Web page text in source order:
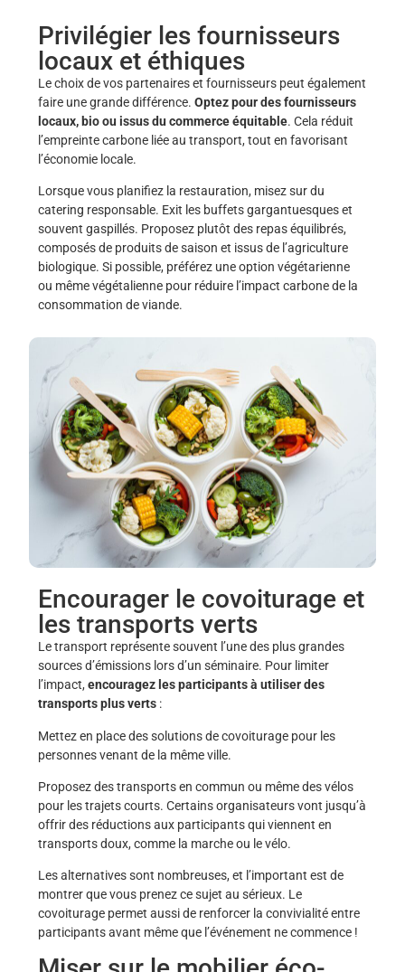
Privilégier les fournisseurs
locaux et éthiques
Le choix de vos partenaires et fournisseurs peut également
faire une grande différence.Optez pour des fournisseurs
locaux, bio ou issus du commerce équitable. Cela réduit
l’empreinte carbone liée au transport, tout en favorisant
l’économie locale.
Lorsque vous planifiez la restauration, misez sur du
catering responsable. Exit les buffets gargantuesques et
souvent gaspillés. Proposez plutôt des repas équilibrés,
composés de produits de saison et issus de l’agriculture
biologique. Si possible, préférez une option végétarienne
ou même végétalienne pour réduire l’impact carbone de la
consommation de viande.
Encourager le covoiturage et
les transports verts
Le transport représente souvent l’une des plus grandes
sources d’émissions lors d’un séminaire. Pour limiter
l’impact,encouragez les participants à utiliser des
transports plus verts :
Mettez en place des solutions de covoiturage pour les
personnes venant de la même ville.
Proposez des transports en commun ou même des vélos
pour les trajets courts. Certains organisateurs vont jusqu’à
offrir des réductions aux participants qui viennent en
transports doux, comme la marche ou le vélo.
Les alternatives sont nombreuses, et l’important est de
montrer que vous prenez ce sujet au sérieux. Le
covoiturage permet aussi de renforcer la convivialité entre
participants avant même que l’événement ne commence !